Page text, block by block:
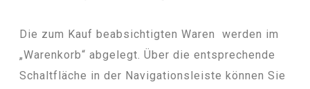
Die zum Kauf beabsichtigten Waren werden im
„Warenkorb“ abgelegt. Über die entsprechende
Schaltfläche in der Navigationsleiste können Sie